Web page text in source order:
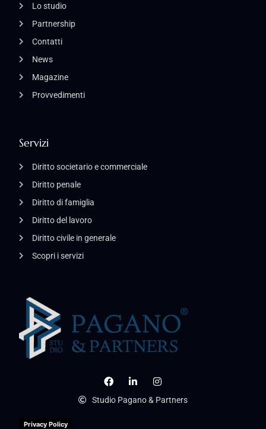
Studio Pagano & Partners
Privacy Policy
Servizi
Diritto societario e commerciale
Diritto penale
Diritto di famiglia
Diritto del lavoro
Diritto civile in generale
Scopri i servizi
Lo studio
Partnership
Contatti
News
Magazine
Provvedimenti